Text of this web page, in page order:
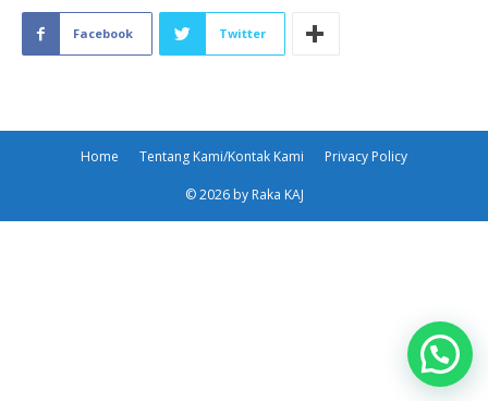
Facebook Twitter
Home Tentang Kami/Kontak Kami Privacy Policy
© 2026 by Raka KAJ